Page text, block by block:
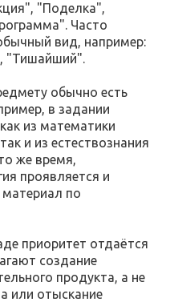
"Поделка",
Часто
вид, например:
"Тишайший".
обычно есть
в задании
из математики
и из естествознания
же время,
проявляется и
материал по
приоритет отдаётся
создание
продукта, а не
или отыскание